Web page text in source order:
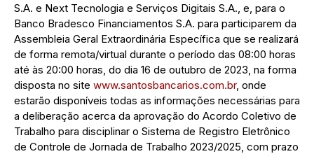
S.A. e Next Tecnologia e Serviços Digitais S.A., e, para o
Banco Bradesco Financiamentos S.A. para participarem da
Assembleia Geral Extraordinária Específica que se realizará
de forma remota/virtual durante o período das 08:00 horas
até às 20:00 horas, do dia 16 de outubro de 2023, na forma
disposta no site www.santosbancarios.com.br, onde
estarão disponíveis todas as informações necessárias para
a deliberação acerca da aprovação do Acordo Coletivo de
Trabalho para disciplinar o Sistema de Registro Eletrônico
de Controle de Jornada de Trabalho 2023/2025, com prazo